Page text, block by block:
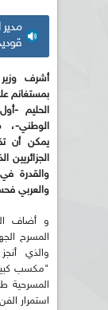
مدير
أشرف
بمستغانم
الحليم -
الوطني-،
يمكن أن
الجزائريين
والقدرة
والعربي
و أضاف
المسرح
والذي
"مكسب
المسرحية
استمرار